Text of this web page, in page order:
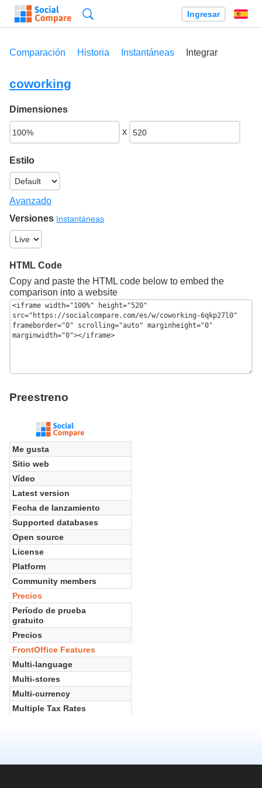
Ingresar
Comparación Historia Instantáneas Integrar
coworking
Dimensiones
x
Estilo
Avanzado
Versiones Instantáneas
HTML Code
Copy and paste the HTML code below to embed the
comparison into a website
Preestreno